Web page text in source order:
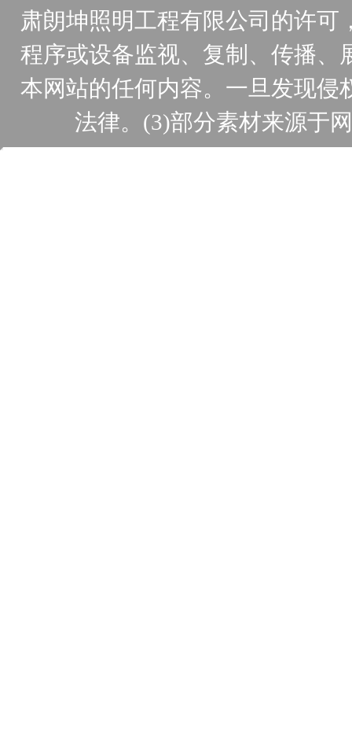
肃朗坤照明工程有限公司的许
程序或设备监视、复制、传播、
本网站的任何内容。一旦发现侵
法律。(3)部分素材来源于